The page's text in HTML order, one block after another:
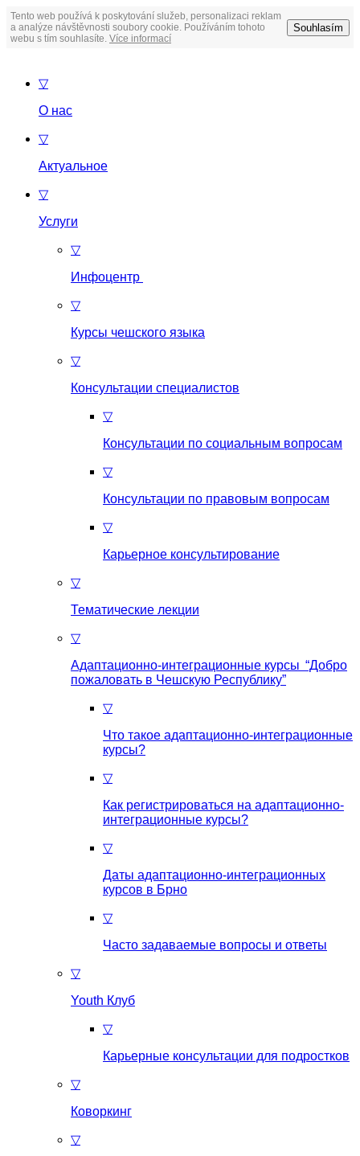
Tento web používá k poskytování služeb, personalizaci reklam
a analýze návštěvnosti soubory cookie. Používáním tohoto
webu s tím souhlasíte. Více informací
Souhlasím
▽
О нас
▽
Актуальное
▽
Услуги
▽
Инфоцентр
▽
Курсы чешского языка
▽
Консультации специалистов
▽
Консультации по социальным вопросам
▽
Консультации по правовым вопросам
▽
Карьерное консультирование
▽
Тематические лекции
▽
Адаптационно-интеграционные курсы “Добро
пожаловать в Чешскую Республику”
▽
Что такое aдаптационно-интеграционные
курсы?
▽
Как регистрироваться на aдаптационно-
интеграционные курсы?
▽
Даты адаптационно-интеграционных
курсов в Брно
▽
Часто задаваемые вопросы и ответы
▽
Youth Клуб
▽
Карьерные консультации для подростков
▽
Коворкинг
▽